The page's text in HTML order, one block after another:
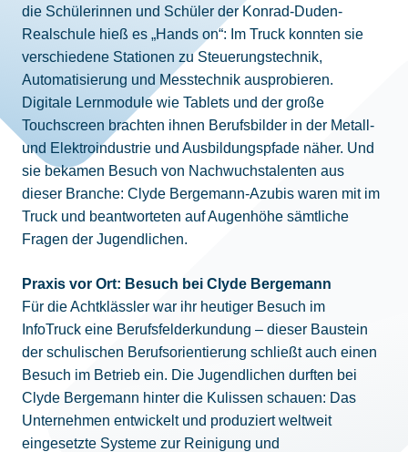
die Schülerinnen und Schüler der Konrad-Duden-
Realschule hieß es „Hands on“: Im Truck konnten sie
verschiedene Stationen zu Steuerungstechnik,
Automatisierung und Messtechnik ausprobieren.
Digitale Lernmodule wie Tablets und der große
Touchscreen brachten ihnen Berufsbilder in der Metall-
und Elektroindustrie und Ausbildungspfade näher. Und
sie bekamen Besuch von Nachwuchstalenten aus
dieser Branche: Clyde Bergemann-Azubis waren mit im
Truck und beantworteten auf Augenhöhe sämtliche
Fragen der Jugendlichen.
Praxis vor Ort: Besuch bei Clyde Bergemann
Für die Achtklässler war ihr heutiger Besuch im
InfoTruck eine Berufsfelderkundung – dieser Baustein
der schulischen Berufsorientierung schließt auch einen
Besuch im Betrieb ein. Die Jugendlichen durften bei
Clyde Bergemann hinter die Kulissen schauen: Das
Unternehmen entwickelt und produziert weltweit
eingesetzte Systeme zur Reinigung und